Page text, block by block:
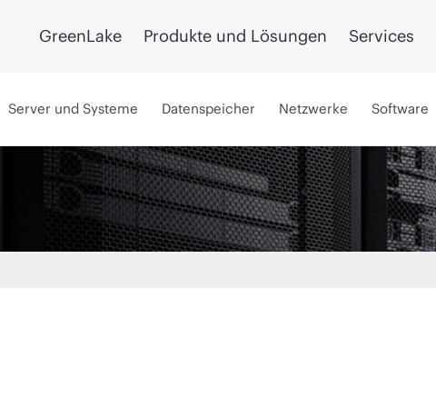
GreenLake Produkte und Lösungen Services
Server und Systeme Datenspeicher Netzwerke Software